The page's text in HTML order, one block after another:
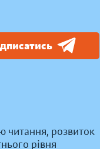
читання, розвиток
рівня